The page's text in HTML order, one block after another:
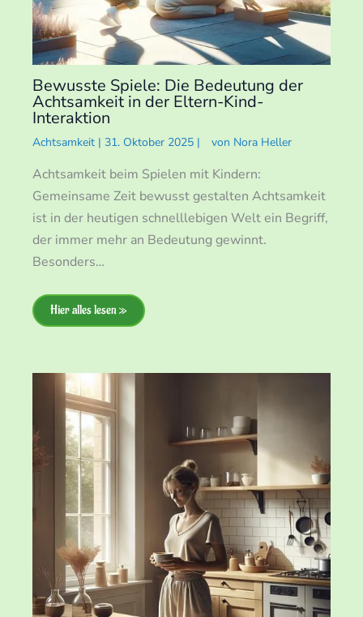
Bewusste Spiele: Die Bedeutung der
Achtsamkeit in der Eltern-Kind-
Interaktion
Achtsamkeit | 31. Oktober 2025 | von Nora Heller
Achtsamkeit beim Spielen mit Kindern:
Gemeinsame Zeit bewusst gestalten Achtsamkeit
ist in der heutigen schnelllebigen Welt ein Begriff,
der immer mehr an Bedeutung gewinnt.
Besonders…
Hier alles lesen »